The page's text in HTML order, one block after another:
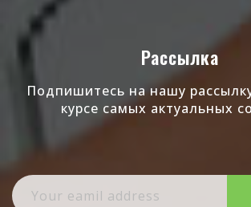
Рассылка
Подпишитесь на нашу
курсе самых актуальных